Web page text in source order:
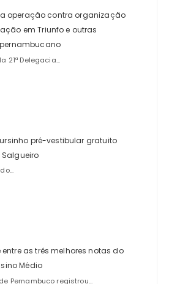
operação contra organização
em Triunfo e outras
21ª Delegacia...
pré-vestibular gratuito
as três melhores notas do
Médio
Pernambuco registrou...